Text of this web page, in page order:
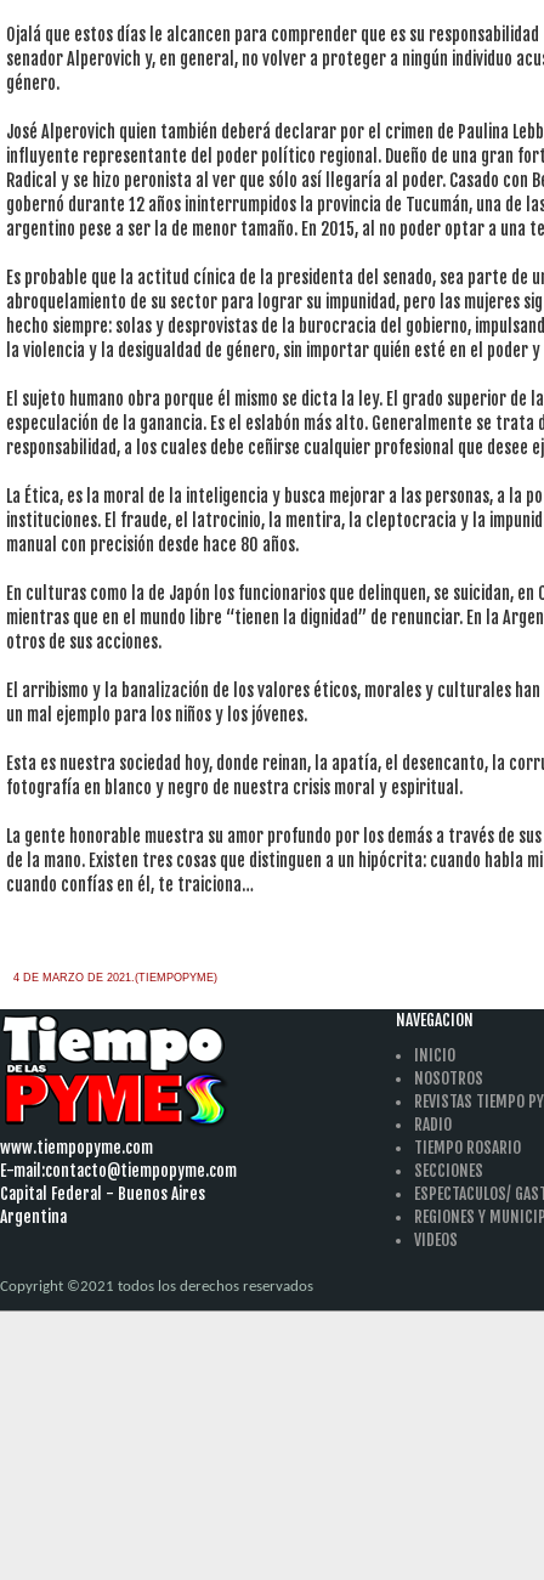
Ojalá que estos días le alcancen para comprender que es su
senador Alperovich y, en general, no volver a proteger a ningún individuo
género.
José Alperovich quien también deberá declarar por el crimen de Paulina
influyente representante del poder político regional. Dueño de una gran
Radical y se hizo peronista al ver que sólo así llegaría al poder. Casado con
gobernó durante 12 años ininterrumpidos la provincia de Tucumán, una de
argentino pese a ser la de menor tamaño. En 2015, al no poder optar a una
Es probable que la actitud cínica de la presidenta del senado, sea parte de
abroquelamiento de su sector para lograr su impunidad, pero las mujeres
hecho siempre: solas y desprovistas de la burocracia del gobierno,
la violencia y la desigualdad de género, sin importar quién esté en el poder
El sujeto humano obra porque él mismo se dicta la ley. El grado superior de
especulación de la ganancia. Es el eslabón más alto. Generalmente se trata
responsabilidad, a los cuales debe ceñirse cualquier profesional que desee
La Ética, es la moral de la inteligencia y busca mejorar a las personas, a la
instituciones. El fraude, el latrocinio, la mentira, la cleptocracia y la
manual con precisión desde hace 80 años.
En culturas como la de Japón los funcionarios que delinquen, se suicidan,
mientras que en el mundo libre “tienen la dignidad” de renunciar. En la
otros de sus acciones.
El arribismo y la banalización de los valores éticos, morales y culturales
un mal ejemplo para los niños y los jóvenes.
Esta es nuestra sociedad hoy, donde reinan, la apatía, el desencanto, la
fotografía en blanco y negro de nuestra crisis moral y espiritual.
La gente honorable muestra su amor profundo por los demás a través de
de la mano. Existen tres cosas que distinguen a un hipócrita: cuando habla
cuando confías en él, te traiciona…
4 DE MARZO DE 2021.(TIEMPOPYME)
www.tiempopyme.com
E-mail:contacto@tiempopyme.com
Capital Federal - Buenos Aires
Argentina
NAVEGACION
INICIO
NOSOTROS
REVISTAS TIEMPO
RADIO
TIEMPO ROSARIO
SECCIONES
ESPECTACULOS/
REGIONES Y
VIDEOS
Copyright ©2021 todos los derechos reservados